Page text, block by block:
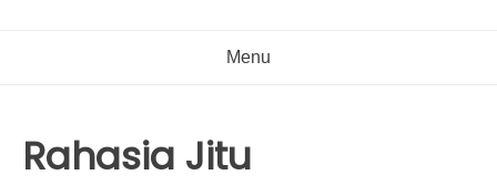
Menu
Rahasia Jitu